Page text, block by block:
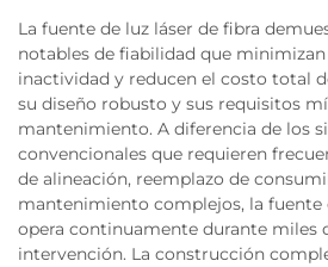
La fuente de luz láser de fibra
notables de fiabilidad que
inactividad y reducen el costo total
su diseño robusto y sus requisitos
mantenimiento. A diferencia de los
convencionales que requieren
de alineación, reemplazo de
mantenimiento complejos, la fuente
opera continuamente durante miles
intervención. La construcción